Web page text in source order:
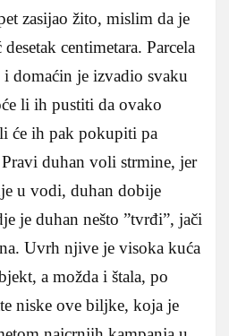
zasijao žito, mislim da je
centimetara. Parcela
i domaćin je izvadio svaku
li ih pustiti da ovako
će ih pak pokupiti pa
Pravi duhan voli strmine, jer
u vodi, duhan dobije
je duhan nešto ”tvrđi”, jači
Uvrh njive je visoka kuća
a možda i štala, po
niske ove biljke, koja je